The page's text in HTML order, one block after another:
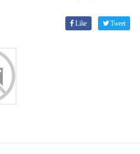
Like Tweet